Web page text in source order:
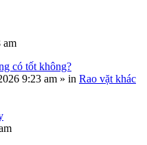
am
có tốt không?
9:23 am » in Rao vặt khác